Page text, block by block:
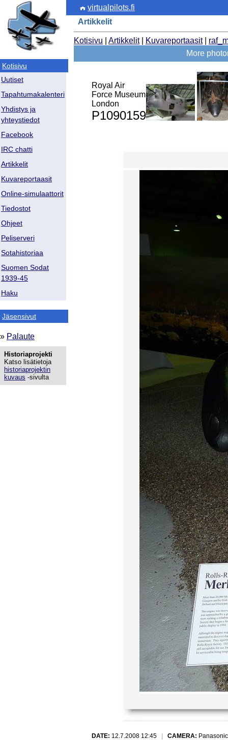
Kotisivu
Uutiset
Tapahtumakalenteri
Yhdistys ja
yhteystiedot
Facebook
IRC chatti
Artikkelit
Kuvareportaasit
Online-simulaattorit
Tiedostot
Ohjeet
Peliserveri
Sotahistoriaa
Suomen Sodat
1939-45
Haku
Jäsensivut
» Palaute
Historiaprojekti
Katso lisätietoja
historiaprojektin
kuvaus -sivulta
virtualpilots.fi
Artikkelit
Kotisivu Artikkelit| Kuvareportaasit|
More
Royal Air
Force Museum
London
P1090159
DATE: 12.7.2008 12:45 CAMERA: